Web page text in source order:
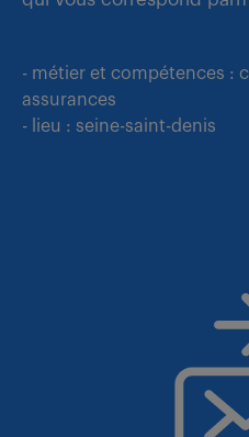
- métier et compétences :
assurances
- lieu : seine-saint-denis